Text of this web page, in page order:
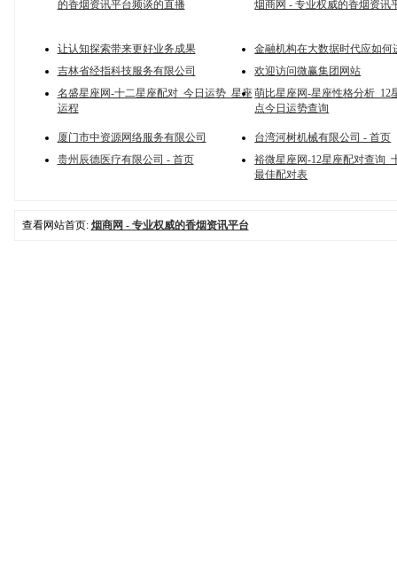
的香烟资讯平台频谈的直播
烟商网 - 专业权威的香烟资讯
让认知探索带来更好业务成果
金融机构在大数据时代应如何
吉林省经指科技服务有限公司
欢迎访问微赢集团网站
名盛星座网-十二星座配对_今日运势_星座
运程
萌比星座网-星座性格分析_12
点今日运势查询
厦门市中资源网络服务有限公司
台湾河树机械有限公司 - 首页
贵州辰德医疗有限公司 - 首页
裕微星座网-12星座配对查询_
最佳配对表
查看网站首页: 烟商网 - 专业权威的香烟资讯平台